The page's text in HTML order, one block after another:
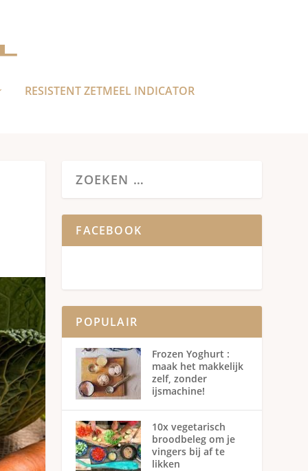
RESISTENT ZETMEEL INDICATOR
FACEBOOK
POPULAIR
Frozen Yoghurt :
maak het makkelijk
zelf, zonder
ijsmachine!
10x vegetarisch
broodbeleg om je
vingers bij af te
likken